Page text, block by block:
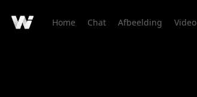
Home Chat Afbeelding Video